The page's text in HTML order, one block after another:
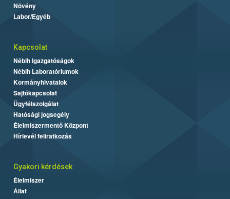
Növény
Labor/Egyéb
Kapcsolat
Nébih Igazgatóságok
Nébih Laboratóriumok
Kormányhivatalok
Sajtókapcsolat
Ügyfélszolgálat
Hatósági jogsegély
Élelmiszermentő Központ
Hírlevél feliratkozás
Gyakori kérdések
Élelmiszer
Állat